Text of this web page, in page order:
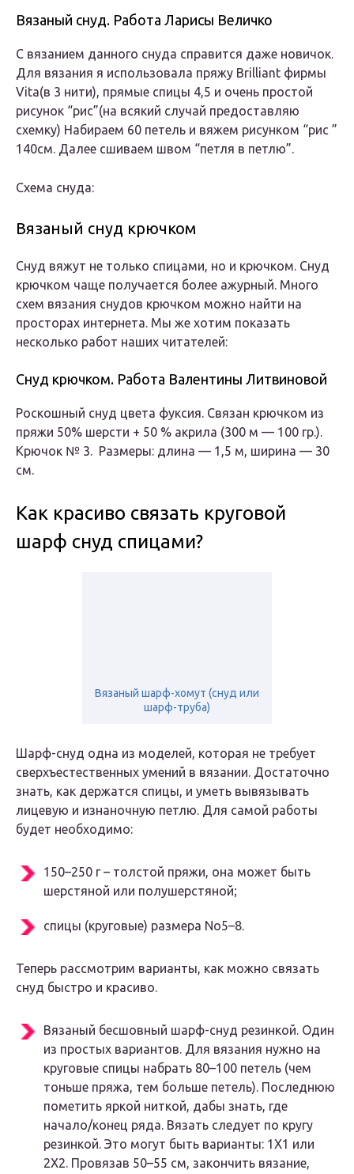
Вязаный снуд. Работа Ларисы Величко
С вязанием данного снуда справится даже новичок.
Для вязания я использовала пряжу Brilliant фирмы
Vita(в 3 нити), прямые спицы 4,5 и очень простой
рисунок “рис”(на всякий случай предоставляю
схемку) Набираем 60 петель и вяжем рисунком “рис ”
140см. Далее сшиваем швом “петля в петлю”.
Схема снуда:
Вязаный снуд крючком
Снуд вяжут не только спицами, но и крючком. Снуд
крючком чаще получается более ажурный. Много
схем вязания снудов крючком можно найти на
просторах интернета. Мы же хотим показать
несколько работ наших читателей:
Снуд крючком. Работа Валентины Литвиновой
Роскошный снуд цвета фуксия. Связан крючком из
пряжи 50% шерсти + 50 % акрила (300 м — 100 гр.).
Крючок № 3. Размеры: длина — 1,5 м, ширина — 30
см.
Как красиво связать круговой
шарф снуд спицами?
Вязаный шарф-хомут (снуд или
шарф-труба)
Шарф-снуд одна из моделей, которая не требует
сверхъестественных умений в вязании. Достаточно
знать, как держатся спицы, и уметь вывязывать
лицевую и изнаночную петлю. Для самой работы
будет необходимо:
150–250 г – толстой пряжи, она может быть
шерстяной или полушерстяной;
спицы (круговые) размера No5–8.
Теперь рассмотрим варианты, как можно связать
снуд быстро и красиво.
Вязаный бесшовный шарф-снуд резинкой. Один
из простых вариантов. Для вязания нужно на
круговые спицы набрать 80–100 петель (чем
тоньше пряжа, тем больше петель). Последнюю
пометить яркой ниткой, дабы знать, где
начало/конец ряда. Вязать следует по кругу
резинкой. Это могут быть варианты: 1Х1 или
2Х2. Провязав 50–55 см, закончить вязание,